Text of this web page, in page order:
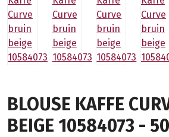
BLOUSE KAFFE
BEIGE 10584073 - 50